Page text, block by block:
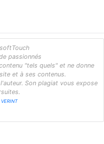
passionnés
"tels quels" et ne donne
et à ses contenus.
Son plagiat vous expose
VERINT